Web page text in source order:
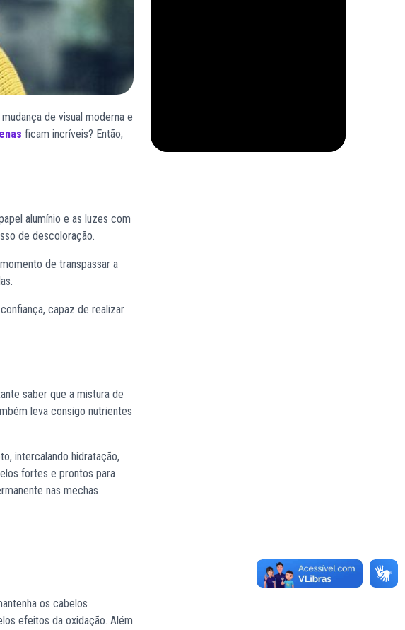
de visual moderna e
ficam incríveis? Então,
alumínio e as luzes com
de descoloração.
de transpassar a
capaz de realizar
saber que a mistura de
leva consigo nutrientes
intercalando hidratação,
fortes e prontos para
nas mechas
os cabelos
efeitos da oxidação. Além